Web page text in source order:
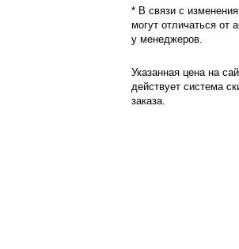
* В связи с
могут отличаться от
у менеджеров.
Указанная цена на
действует система
заказа.